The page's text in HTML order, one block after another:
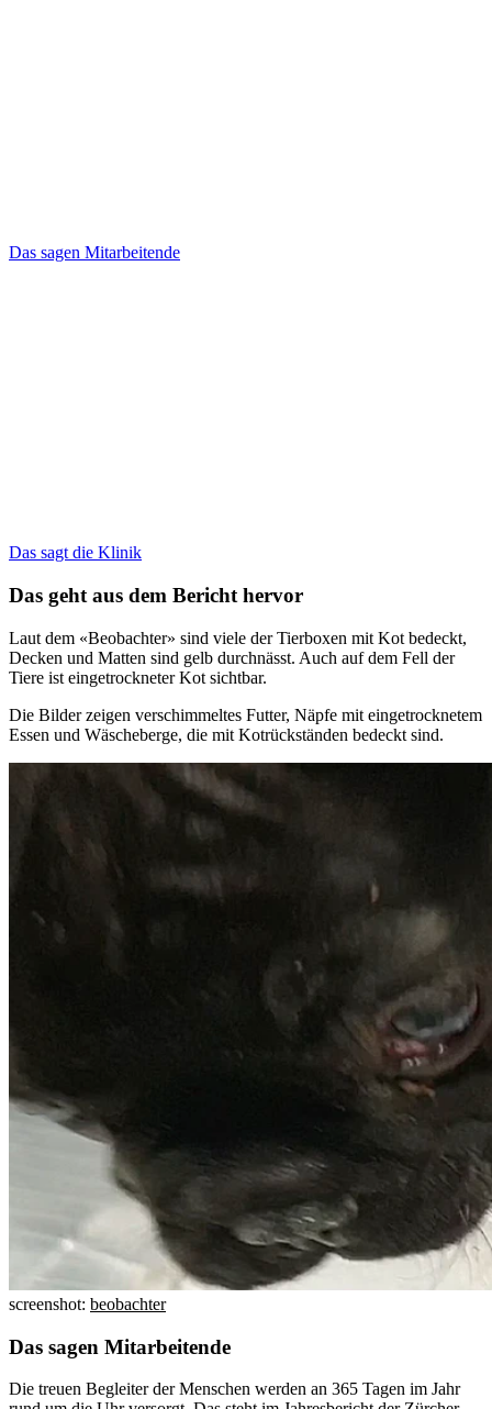
Das sagen Mitarbeitende
Das sagt die Klinik
Das geht aus dem Bericht hervor
Laut dem «Beobachter» sind viele der Tierboxen mit Kot bedeckt,
Decken und Matten sind gelb durchnässt. Auch auf dem Fell der
Tiere ist eingetrockneter Kot sichtbar.
Die Bilder zeigen verschimmeltes Futter, Näpfe mit eingetrocknetem
Essen und Wäscheberge, die mit Kotrückständen bedeckt sind.
screenshot: beobachter
Das sagen Mitarbeitende
Die treuen Begleiter der Menschen werden an 365 Tagen im Jahr